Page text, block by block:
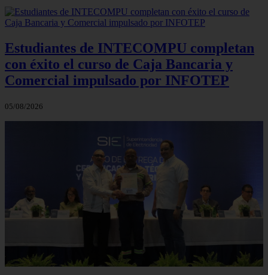
Estudiantes de INTECOMPU completan
con éxito el curso de Caja Bancaria y
Comercial impulsado por INFOTEP
05/08/2026